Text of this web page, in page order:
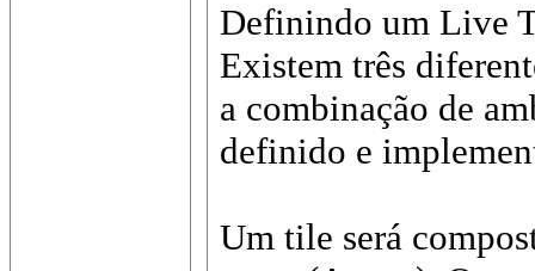
Definindo um Live
Existem três
a combinação de
definido e
Um tile será